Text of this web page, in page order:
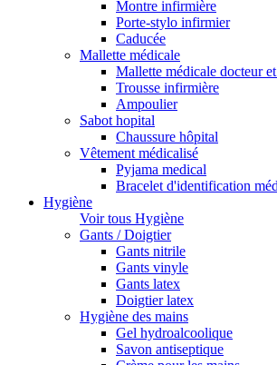
Montre infirmière
Porte-stylo infirmier
Caducée
Mallette médicale
Mallette médicale docteur
Trousse infirmière
Ampoulier
Sabot hopital
Chaussure hôpital
Vêtement médicalisé
Pyjama medical
Bracelet d'identification
Hygiène
Voir tous Hygiène
Gants / Doigtier
Gants nitrile
Gants vinyle
Gants latex
Doigtier latex
Hygiène des mains
Gel hydroalcoolique
Savon antiseptique